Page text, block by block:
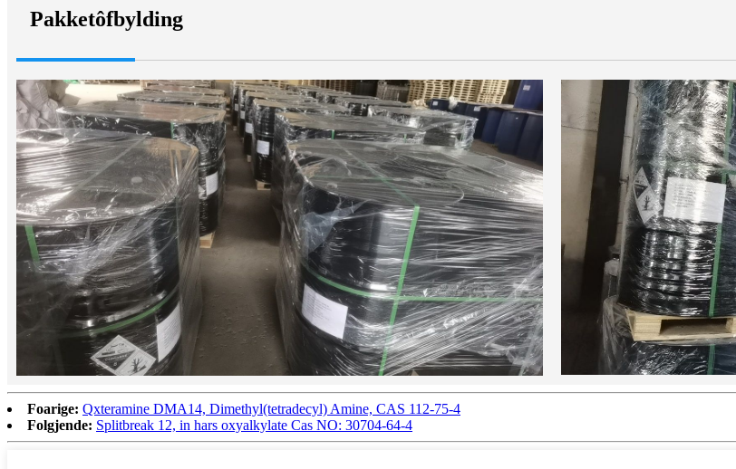
Pakketôfbylding
Foarige: Qxteramine DMA14, Dimethyl(tetradecyl) Amine, CAS 112-75-4
Folgjende: Splitbreak 12, in hars oxyalkylate Cas NO: 30704-64-4